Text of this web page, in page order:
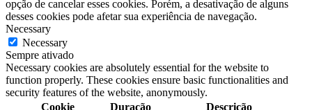
opção de cancelar esses cookies. Porém, a desativação de alguns
desses cookies pode afetar sua experiência de navegação.
Necessary
Necessary
Sempre ativado
Necessary cookies are absolutely essential for the website to
function properly. These cookies ensure basic functionalities and
security features of the website, anonymously.
Cookie
Duração Descrição